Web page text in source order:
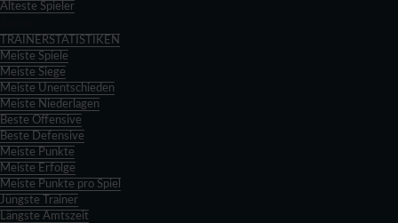
Älteste Spieler
TRAINERSTATISTIKEN
Meiste Spiele
Meiste Siege
Meiste Unentschieden
Meiste Niederlagen
Beste Offensive
Beste Defensive
Meiste Punkte
Meiste Erfolge
Meiste Punkte pro Spiel
Jüngste Trainer
Längste Amtszeit